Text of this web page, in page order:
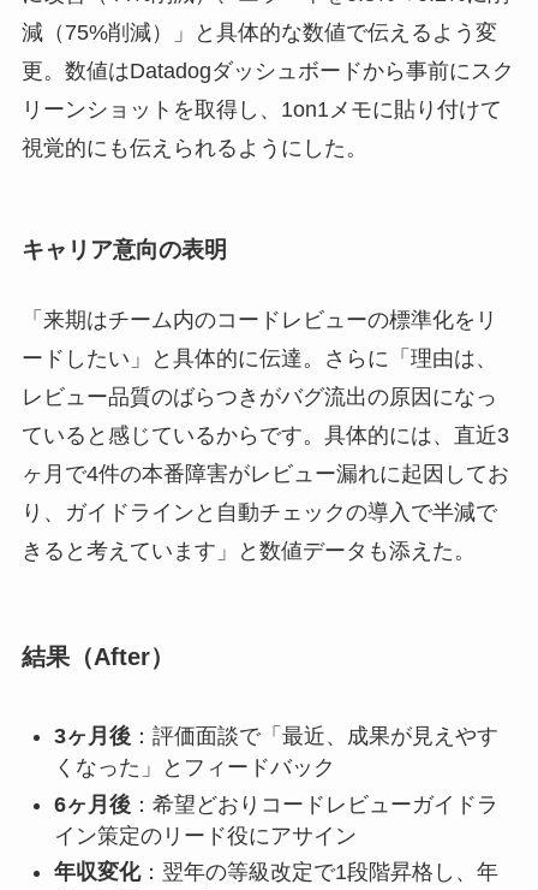
減（75%削減）」と具体的な数値で伝えるよう変
更。数値はDatadogダッシュボードから事前にスク
リーンショットを取得し、1on1メモに貼り付けて
視覚的にも伝えられるようにした。
キャリア意向の表明
「来期はチーム内のコードレビューの標準化をリ
ードしたい」と具体的に伝達。さらに「理由は、
レビュー品質のばらつきがバグ流出の原因になっ
ていると感じているからです。具体的には、直近3
ヶ月で4件の本番障害がレビュー漏れに起因してお
り、ガイドラインと自動チェックの導入で半減で
きると考えています」と数値データも添えた。
結果（After）
3ヶ月後：評価面談で「最近、成果が見えやす
くなった」とフィードバック
6ヶ月後：希望どおりコードレビューガイドラ
イン策定のリード役にアサイン
年収変化：翌年の等級改定で1段階昇格し、年